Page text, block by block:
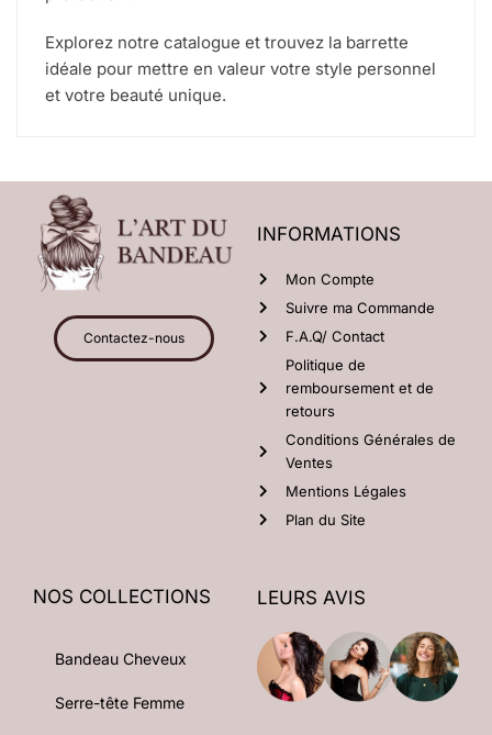
Explorez notre catalogue et trouvez la barrette
idéale pour mettre en valeur votre style personnel
et votre beauté unique.
Contactez-nous
INFORMATIONS
Mon Compte
Suivre ma Commande
F.A.Q/ Contact
Politique de
remboursement et de
retours
Conditions Générales de
Ventes
Mentions Légales
Plan du Site
NOS COLLECTIONS
Bandeau Cheveux
Serre-tête Femme
LEURS AVIS